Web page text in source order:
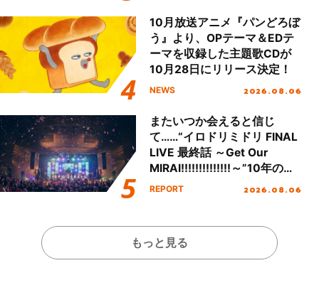
10月放送アニメ『パンどろぼ
う』より、OPテーマ＆EDテ
ーマを収録した主題歌CDが
10月28日にリリース決定！
NEWS 2026.08.06
またいつか会えると信じ
て……“イロドリミドリ FINAL
LIVE 最終話 ～Get Our
MIRAI!!!!!!!!!!!!!!～”10年の活
動を経てファイナルを迎える
REPORT 2026.08.06
もっと見る